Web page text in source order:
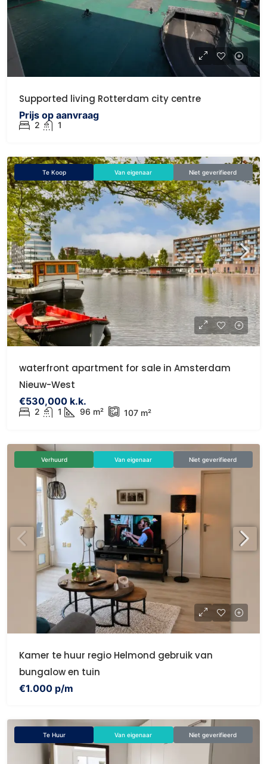
Supported living Rotterdam city centre
Prijs op aanvraag
2 1
Te Koop Van eigenaar Niet geverifieerd
waterfront apartment for sale in Amsterdam
Nieuw-West
€530,000 k.k.
2 1 96 m² 107 m²
Verhuurd Van eigenaar Niet geverifieerd
Kamer te huur regio Helmond gebruik van
bungalow en tuin
€1.000 p/m
Te Huur Van eigenaar Niet geverifieerd